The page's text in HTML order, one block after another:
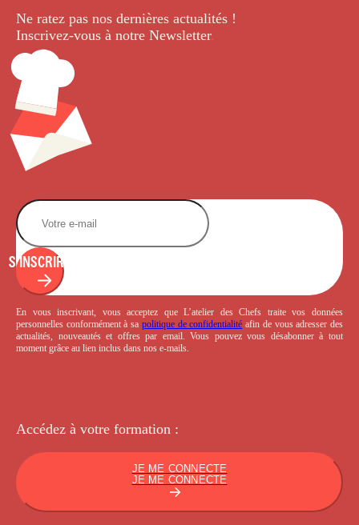
Ne ratez pas nos dernières actualités !
Inscrivez-vous à notre Newsletter.
S'INSCRIRE
En vous inscrivant, vous acceptez que L’atelier des Chefs traite vos données
personnelles conformément à sa politique de confidentialité afin de vous adresser des
actualités, nouveautés et offres par email. Vous pouvez vous désabonner à tout
moment grâce au lien inclus dans nos e-mails.
Accédez à votre formation :
JE ME CONNECTE
JE ME CONNECTE